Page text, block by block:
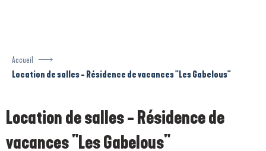
Accueil
Location de salles - Résidence de vacances "Les Gabelous"
Location de salles - Résidence de
vacances "Les Gabelous"